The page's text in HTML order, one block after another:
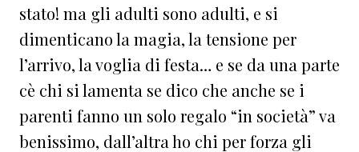
stato! ma gli adulti sono adulti, e si
dimenticano la magia, la tensione per
l’arrivo, la voglia di festa… e se da una parte
cè chi si lamenta se dico che anche se i
parenti fanno un solo regalo “in società” va
benissimo, dall’altra ho chi per forza gli